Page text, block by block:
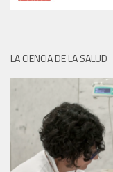
LA CIENCIA DE LA SALUD